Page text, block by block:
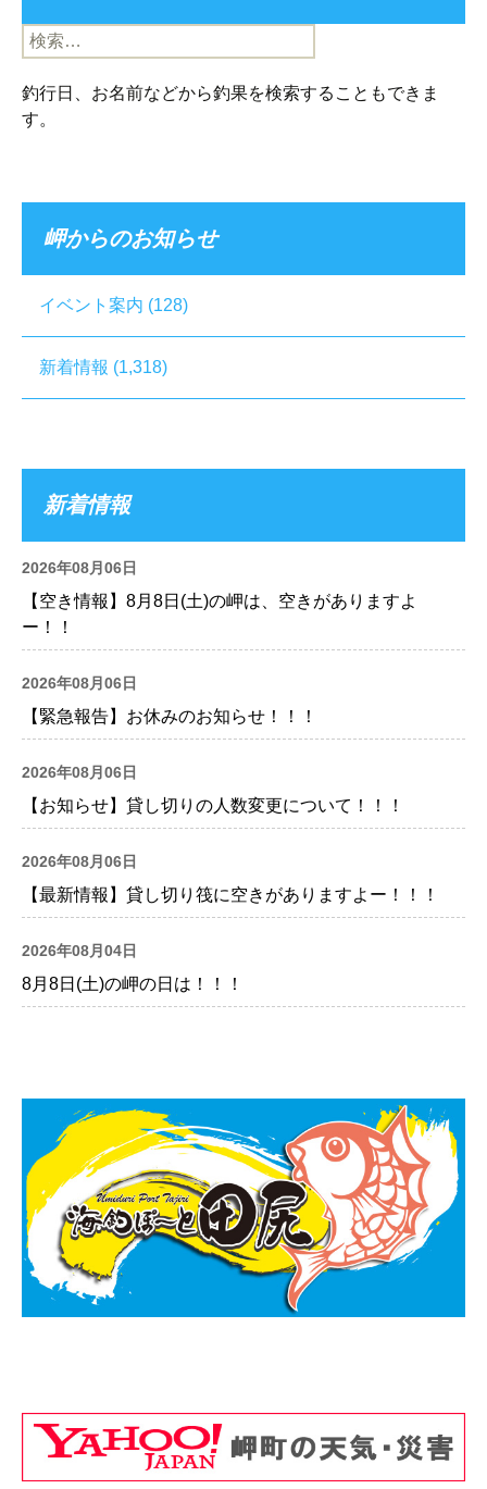
検
索:
釣行日、お名前などから釣果を検索することもできま
す。
岬からのお知らせ
イベント案内 (128)
新着情報 (1,318)
新着情報
2026年08月06日
【空き情報】8月8日(土)の岬は、空きがありますよ
ー！！
2026年08月06日
【緊急報告】お休みのお知らせ！！！
2026年08月06日
【お知らせ】貸し切りの人数変更について！！！
2026年08月06日
【最新情報】貸し切り筏に空きがありますよー！！！
2026年08月04日
8月8日(土)の岬の日は！！！